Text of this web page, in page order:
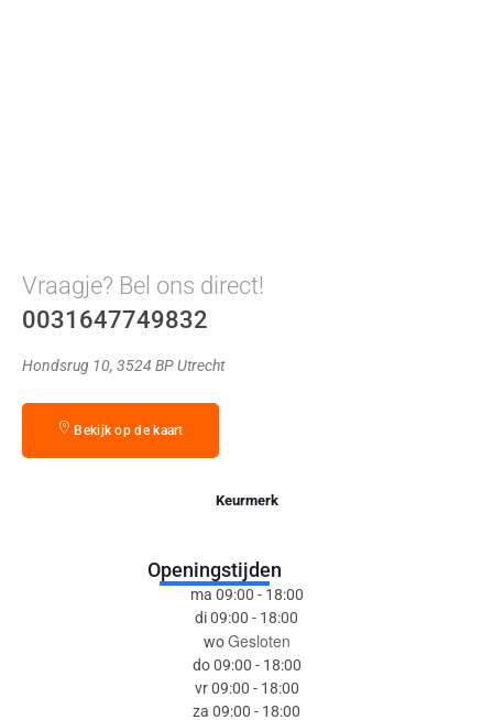
Vraagje? Bel ons direct!
0031647749832
Hondsrug 10, 3524 BP Utrecht
Bekijk op de kaart
Keurmerk
Openingstijden
ma 09:00 - 18:00
di 09:00 - 18:00
woGesloten
do 09:00 - 18:00
vr 09:00 - 18:00
za 09:00 - 18:00